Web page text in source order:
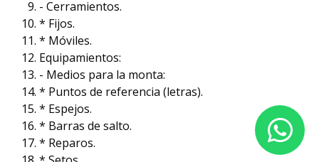
- Cerramientos.
* Fijos.
* Móviles.
Equipamientos:
- Medios para la monta:
* Puntos de referencia (letras).
* Espejos.
* Barras de salto.
* Reparos.